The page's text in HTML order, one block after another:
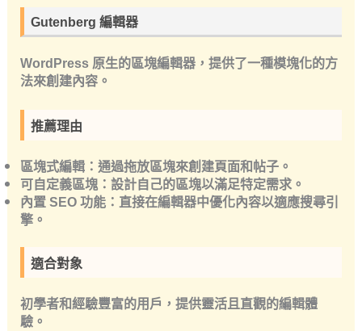
Gutenberg 編輯器
WordPress 原生的區塊編輯器，提供了一種模塊化的方
法來創建內容。
推薦理由
區塊式編輯：通過拖放區塊來創建頁面和帖子。
可自定義區塊：設計自己的區塊以滿足特定需求。
內置 SEO 功能：直接在編輯器中優化內容以適應搜尋引
擎。
適合對象
初學者和經驗豐富的用戶，提供靈活且直觀的編輯體
驗。